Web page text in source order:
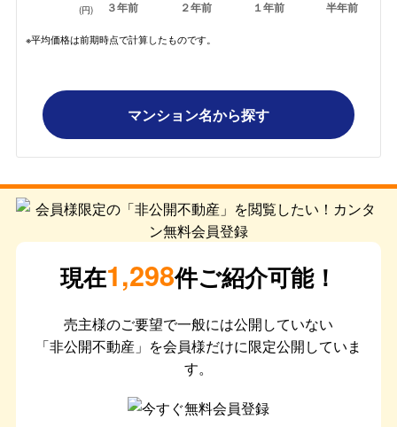
３年前 ２年前 １年前 半年前
(円)
※平均価格は前期時点で計算したものです。
マンション名から探す
現在1,298件ご紹介可能！
売主様のご要望で一般には公開していない
「非公開不動産」を会員様だけに限定公開していま
す。